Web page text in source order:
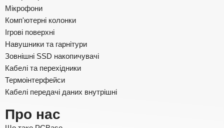
Мікрофони
Комп'ютерні колонки
Ігрові поверхні
Навушники та гарнітури
Зовнішні SSD накопичувачі
Кабелі та перехідники
Термоінтерфейси
Кабелі передачі даних внутрішні
Про нас